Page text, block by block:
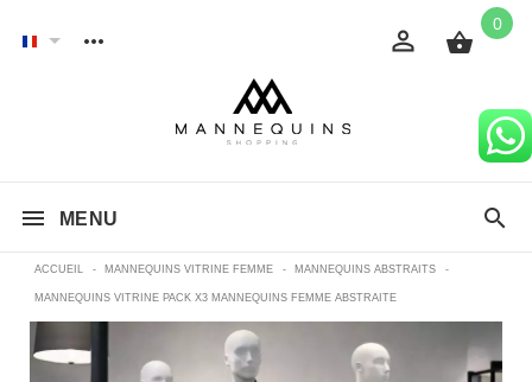
0
MENU
ACCUEIL - MANNEQUINS VITRINE FEMME - MANNEQUINS ABSTRAITS -
MANNEQUINS VITRINE PACK X3 MANNEQUINS FEMME ABSTRAITE